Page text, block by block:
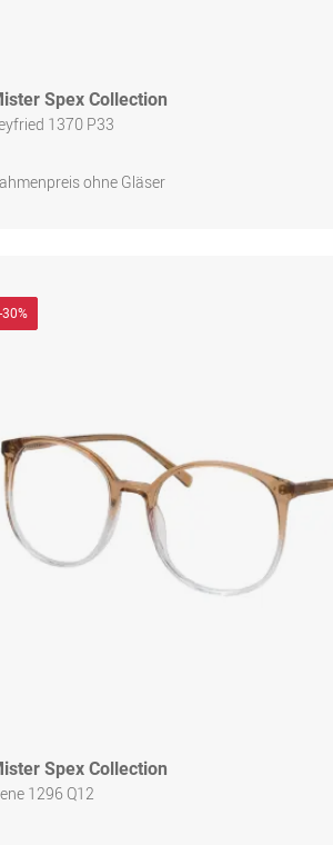
Spex Collection
1370 P33
ohne Gläser
-30%
Spex Collection
1296 Q12